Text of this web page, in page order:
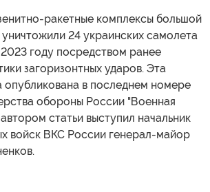
ракетные комплексы большой
24 украинских самолета
году посредством ранее
загоризонтных ударов. Эта
в последнем номере
обороны России "Военная
статьи выступил начальник
войск ВКС России генерал-майор